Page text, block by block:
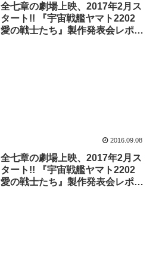
全七章の劇場上映、2017年2月ス
タート!! 『宇宙戦艦ヤマト2202
愛の戦士たち』製作発表会レポー
2016.09.08
全七章の劇場上映、2017年2月ス
タート!! 『宇宙戦艦ヤマト2202
愛の戦士たち』製作発表会レポー